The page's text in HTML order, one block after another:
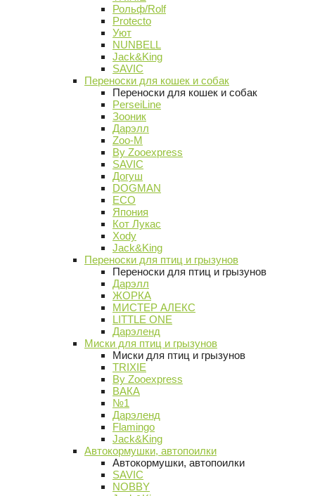
Рольф/Rolf
Protecto
Уют
NUNBELL
Jack&King
SAVIC
Переноски для кошек и собак
Переноски для кошек и собак
PerseiLine
Зооник
Дарэлл
Zoo-M
By Zooexpress
SAVIC
Догуш
DOGMAN
ECO
Япония
Кот Лукас
Xody
Jack&King
Переноски для птиц и грызунов
Переноски для птиц и грызунов
Дарэлл
ЖОРКА
МИСТЕР АЛЕКС
LITTLE ONE
Дарэленд
Миски для птиц и грызунов
Миски для птиц и грызунов
TRIXIE
By Zooexpress
ВАКА
№1
Дарэленд
Flamingo
Jack&King
Автокормушки, автопоилки
Автокормушки, автопоилки
SAVIC
NOBBY